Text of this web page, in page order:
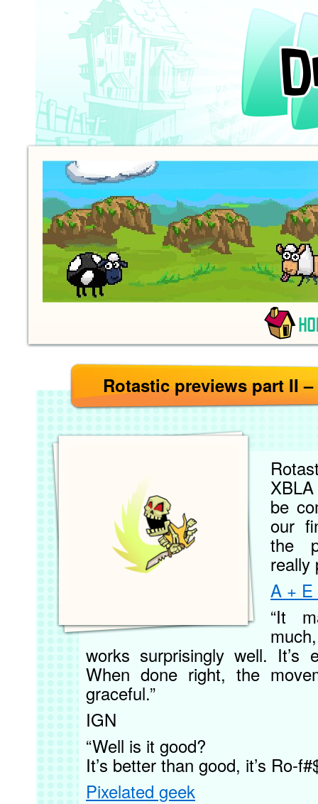
Rotastic previews part II
be
our
the
really
A + E
“It
works surprisingly well. It’s
When done right, the
graceful.”
IGN
“Well is it good?
It’s better than good, it’s Ro-
Pixelated geek